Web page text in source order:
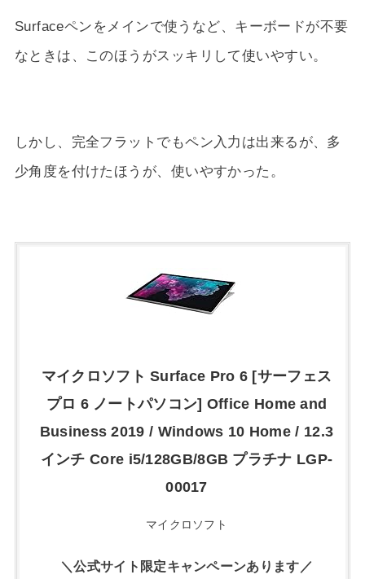
Surfaceペンをメインで使うなど、キーボードが不要
なときは、このほうがスッキリして使いやすい。
しかし、完全フラットでもペン入力は出来るが、多
少角度を付けたほうが、使いやすかった。
マイクロソフト Surface Pro 6 [サーフェス
プロ 6 ノートパソコン] Office Home and
Business 2019 / Windows 10 Home / 12.3
インチ Core i5/128GB/8GB プラチナ LGP-
00017
マイクロソフト
＼公式サイト限定キャンペーンあります／